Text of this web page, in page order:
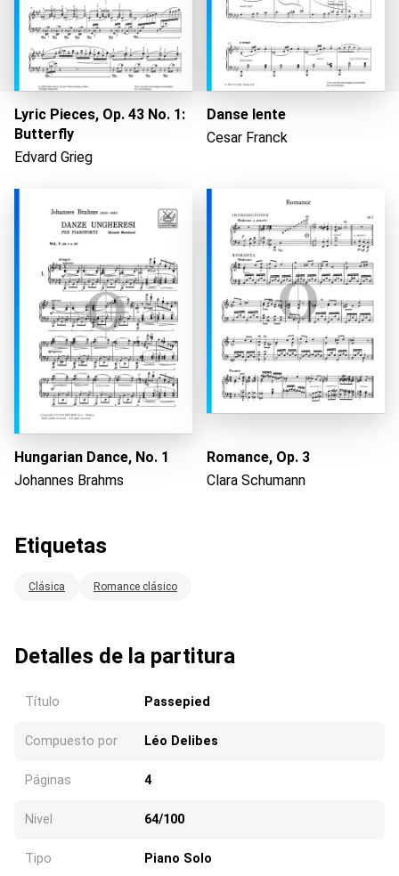
Cargando...
Lyric Pieces, Op. 43 No. 1:
Butterfly
Edvard Grieg
Danse lente
Cesar Franck
Hungarian Dance, No. 1
Johannes Brahms
Romance, Op. 3
Clara Schumann
Etiquetas
Clásica Romance clásico
Detalles de la partitura
Título Passepied
Compuesto por Léo Delibes
Páginas 4
Nivel 64/100
Tipo Piano Solo